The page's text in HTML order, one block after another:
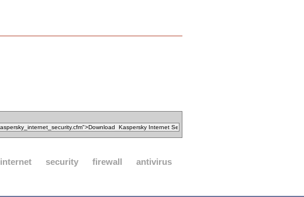
internet security firewall
antivirus